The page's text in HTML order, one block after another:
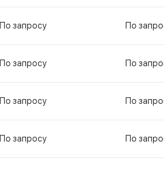
По запросу По
По запросу По
По запросу По
По запросу По